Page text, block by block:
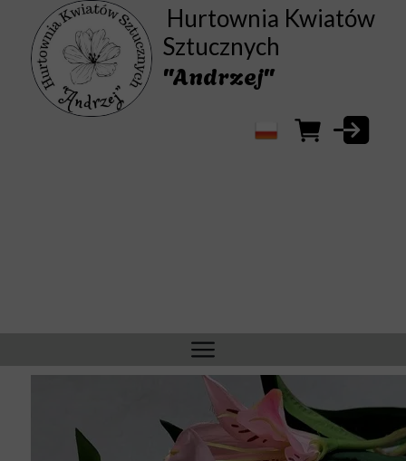
Hurtownia Kwiatów
Sztucznych
"Andrzej"